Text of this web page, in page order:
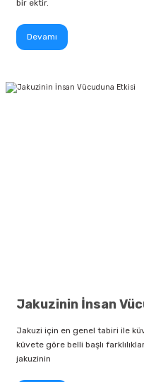
bir ektir.
Devamı
Jakuzinin İnsan
Jakuzi için en genel tabiri ile
küvete göre belli başlı
jakuzinin